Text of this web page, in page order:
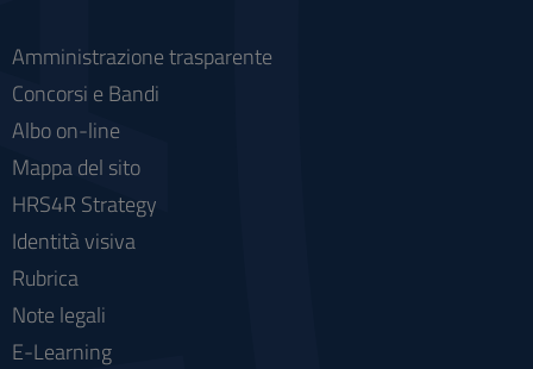
Amministrazione trasparente
Concorsi e Bandi
Albo on-line
Mappa del sito
HRS4R Strategy
Identità visiva
Rubrica
Note legali
E-Learning